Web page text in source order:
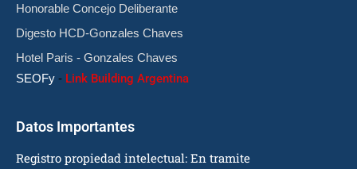
Honorable Concejo Deliberante
Digesto HCD-Gonzales Chaves
Hotel Paris - Gonzales Chaves
SEOFy - Link Building Argentina
Datos Importantes
Registro propiedad intelectual: En tramite